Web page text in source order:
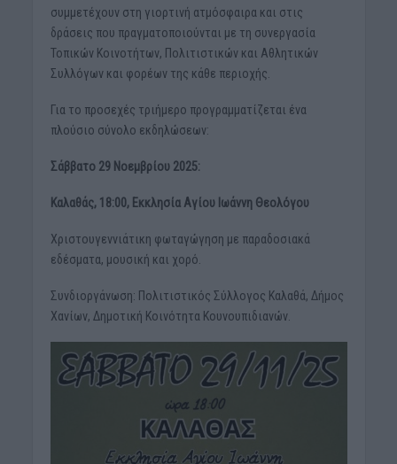
συμμετέχουν στη γιορτινή ατμόσφαιρα και στις
δράσεις που πραγματοποιούνται με τη συνεργασία
Τοπικών Κοινοτήτων, Πολιτιστικών και Αθλητικών
Συλλόγων και φορέων της κάθε περιοχής.
Για το προσεχές τριήμερο προγραμματίζεται ένα
πλούσιο σύνολο εκδηλώσεων:
Σάββατο 29 Νοεμβρίου 2025:
Καλαθάς, 18:00, Εκκλησία Αγίου Ιωάννη Θεολόγου
Χριστουγεννιάτικη φωταγώγηση με παραδοσιακά
εδέσματα, μουσική και χορό.
Συνδιοργάνωση: Πολιτιστικός Σύλλογος Καλαθά, Δήμος
Χανίων, Δημοτική Κοινότητα Κουνουπιδιανών.